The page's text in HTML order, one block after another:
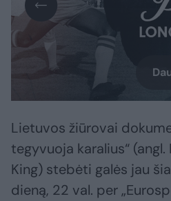
Lietuvos žiūrovai
tegyvuoja karalius“
King) stebėti galės jau
dieną, 22 val. per